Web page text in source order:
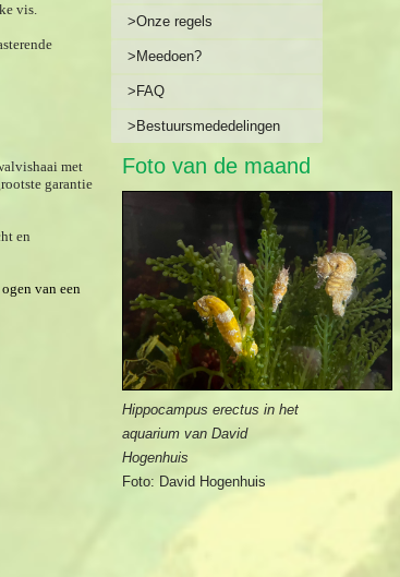
vis.
met
garantie
en
van een
>Onze regels
>Meedoen?
>FAQ
>Bestuursmededelingen
Foto van de maand
Hippocampus erectus in het
aquarium van David
Hogenhuis
Foto: David Hogenhuis